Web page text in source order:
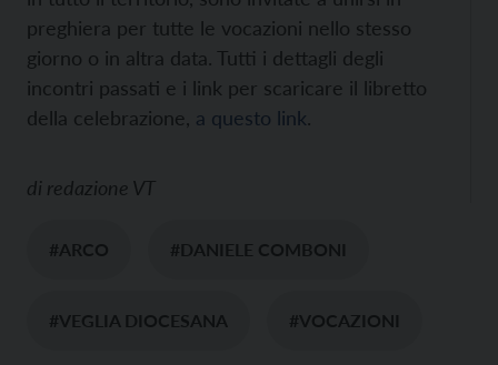
preghiera per tutte le vocazioni nello stesso
giorno o in altra data. Tutti i dettagli degli
incontri passati e i link per scaricare il libretto
della celebrazione, a questo link.
di redazione VT
#ARCO #DANIELE COMBONI
#VEGLIA DIOCESANA #VOCAZIONI